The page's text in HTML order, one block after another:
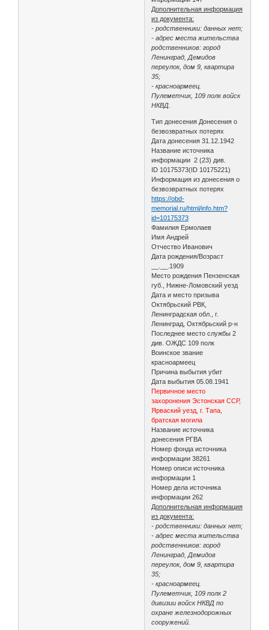
Дополнительная информация
из документа:
- родственники: данных нет;
- адрес места жительства
родственников: город
Ленинград, Демидов
переулок, дом 9, квартира
35;
- красноармеец.
Пулеметчик, 109 полк войск
НКВД.
Тип донесения Донесения о
безвозвратных потерях
Дата донесения 31.12.1942
Название источника
информации 2 (23) див.
ID 10175373(ID 10175221)
Информация из донесения о
безвозвратных потерях
https://obd-
memorial.ru/html/info.htm?
id=10175373
Фамилия Ермолаев
Имя Андрей
Отчество Иванович
Дата рождения/Возраст
__.__.1909
Место рождения Пензенская
губ., Нижне-Ломовский уезд
Дата и место призыва
Октябрьский РВК,
Ленинградская обл., г.
Ленинград, Октябрьский р-н
Последнее место службы 2
див. ОЖДС 109 полк
Воинское звание
красноармеец
Причина выбытия убит
Дата выбытия 05.08.1941
Первичное место
захоронения Эстонская ССР,
Ярваский уезд, г. Тапа,
братская могила
Название источника
донесения РГВА
Номер фонда источника
информации 38261
Номер описи источника
информации 1
Номер дела источника
информации 262
Дополнительная информация
из документа:
- родственники: данных нет;
- адрес места жительства
родственников: город
Ленинград, Демидов
переулок, дом 9, квартира
35;
- красноармеец.
Пулеметчик, 109 полк 2
дивизии войск НКВД по
охране железнодорожных
сооружений.